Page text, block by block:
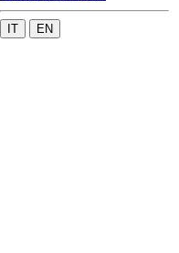
IT EN